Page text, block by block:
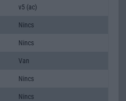
v5 (ac)
Nincs
Nincs
Van
Nincs
Nincs